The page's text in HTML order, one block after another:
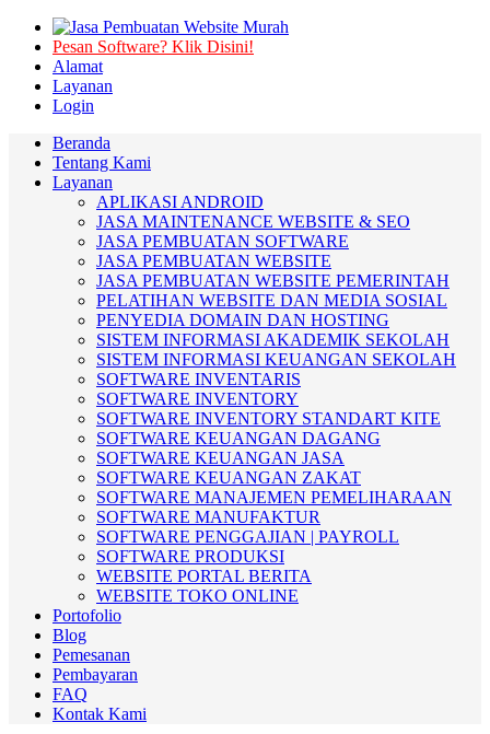
Pesan Software? Klik Disini!
Alamat
Layanan
Login
Beranda
Tentang Kami
Layanan
APLIKASI ANDROID
JASA MAINTENANCE WEBSITE & SEO
JASA PEMBUATAN SOFTWARE
JASA PEMBUATAN WEBSITE
JASA PEMBUATAN WEBSITE PEMERINTAH
PELATIHAN WEBSITE DAN MEDIA SOSIAL
PENYEDIA DOMAIN DAN HOSTING
SISTEM INFORMASI AKADEMIK SEKOLAH
SISTEM INFORMASI KEUANGAN SEKOLAH
SOFTWARE INVENTARIS
SOFTWARE INVENTORY
SOFTWARE INVENTORY STANDART KITE
SOFTWARE KEUANGAN DAGANG
SOFTWARE KEUANGAN JASA
SOFTWARE KEUANGAN ZAKAT
SOFTWARE MANAJEMEN PEMELIHARAAN
SOFTWARE MANUFAKTUR
SOFTWARE PENGGAJIAN | PAYROLL
SOFTWARE PRODUKSI
WEBSITE PORTAL BERITA
WEBSITE TOKO ONLINE
Portofolio
Blog
Pemesanan
Pembayaran
FAQ
Kontak Kami